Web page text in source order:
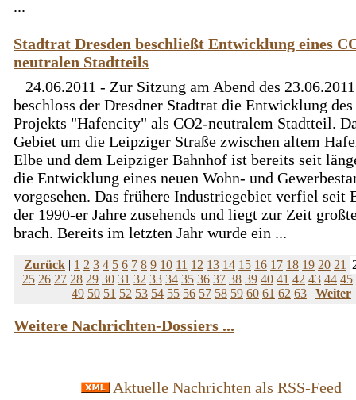
...
Stadtrat Dresden beschließt Entwicklung eines
neutralen Stadtteils
24.06.2011 - Zur Sitzung am Abend des 23.06.2011
beschloss der Dresdner Stadtrat die Entwicklung des
Projekts "Hafencity" als CO2-neutralem Stadtteil.
Gebiet um die Leipziger Straße zwischen altem
Elbe und dem Leipziger Bahnhof ist bereits seit
die Entwicklung eines neuen Wohn- und
vorgesehen. Das frühere Industriegebiet verfiel seit
der 1990-er Jahre zusehends und liegt zur Zeit
brach. Bereits im letzten Jahr wurde ein ...
Zurück | 1 2 3 4 5 6 7 8 9 10 11 12 13 14 15 16 17 18 19 20 21
25 26 27 28 29 30 31 32 33 34 35 36 37 38 39 40 41 42 43 44 45
49 50 51 52 53 54 55 56 57 58 59 60 61 62 63 | Weiter
Weitere Nachrichten-Dossiers ...
Aktuelle Nachrichten als RSS-Feed